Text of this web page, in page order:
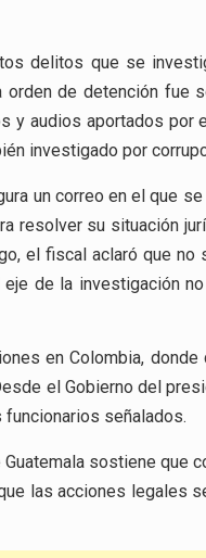
delitos que se
de detención fue
y audios aportados por
investigado por
un correo en el que
resolver su situación
el fiscal aclaró que
de la investigación
en Colombia,
el Gobierno del
señalados.
sostiene que
las acciones legales